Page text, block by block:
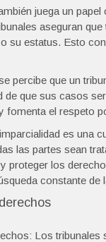
juega un
aseguran
su estatus. Esto
percibe que un
de que sus casos
fomenta el respeto
es una
las partes sean
proteger los
constante
Los tribunales